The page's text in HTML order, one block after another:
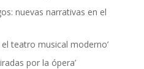
nuevas narrativas en el
teatro musical moderno’
por la ópera’